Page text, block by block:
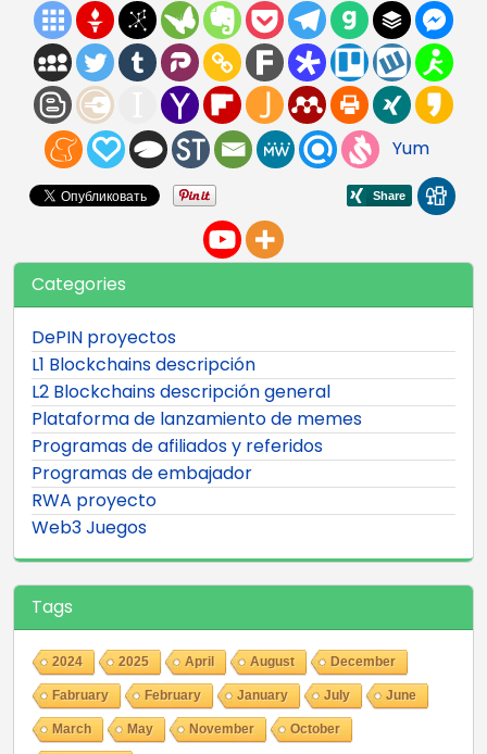
Yum
Categories
DePIN proyectos
L1 Blockchains descripción
L2 Blockchains descripción general
Plataforma de lanzamiento de memes
Programas de afiliados y referidos
Programas de embajador
RWA proyecto
Web3 Juegos
Tags
2024 2025 April August December
Fabruary February January July June
March May November October